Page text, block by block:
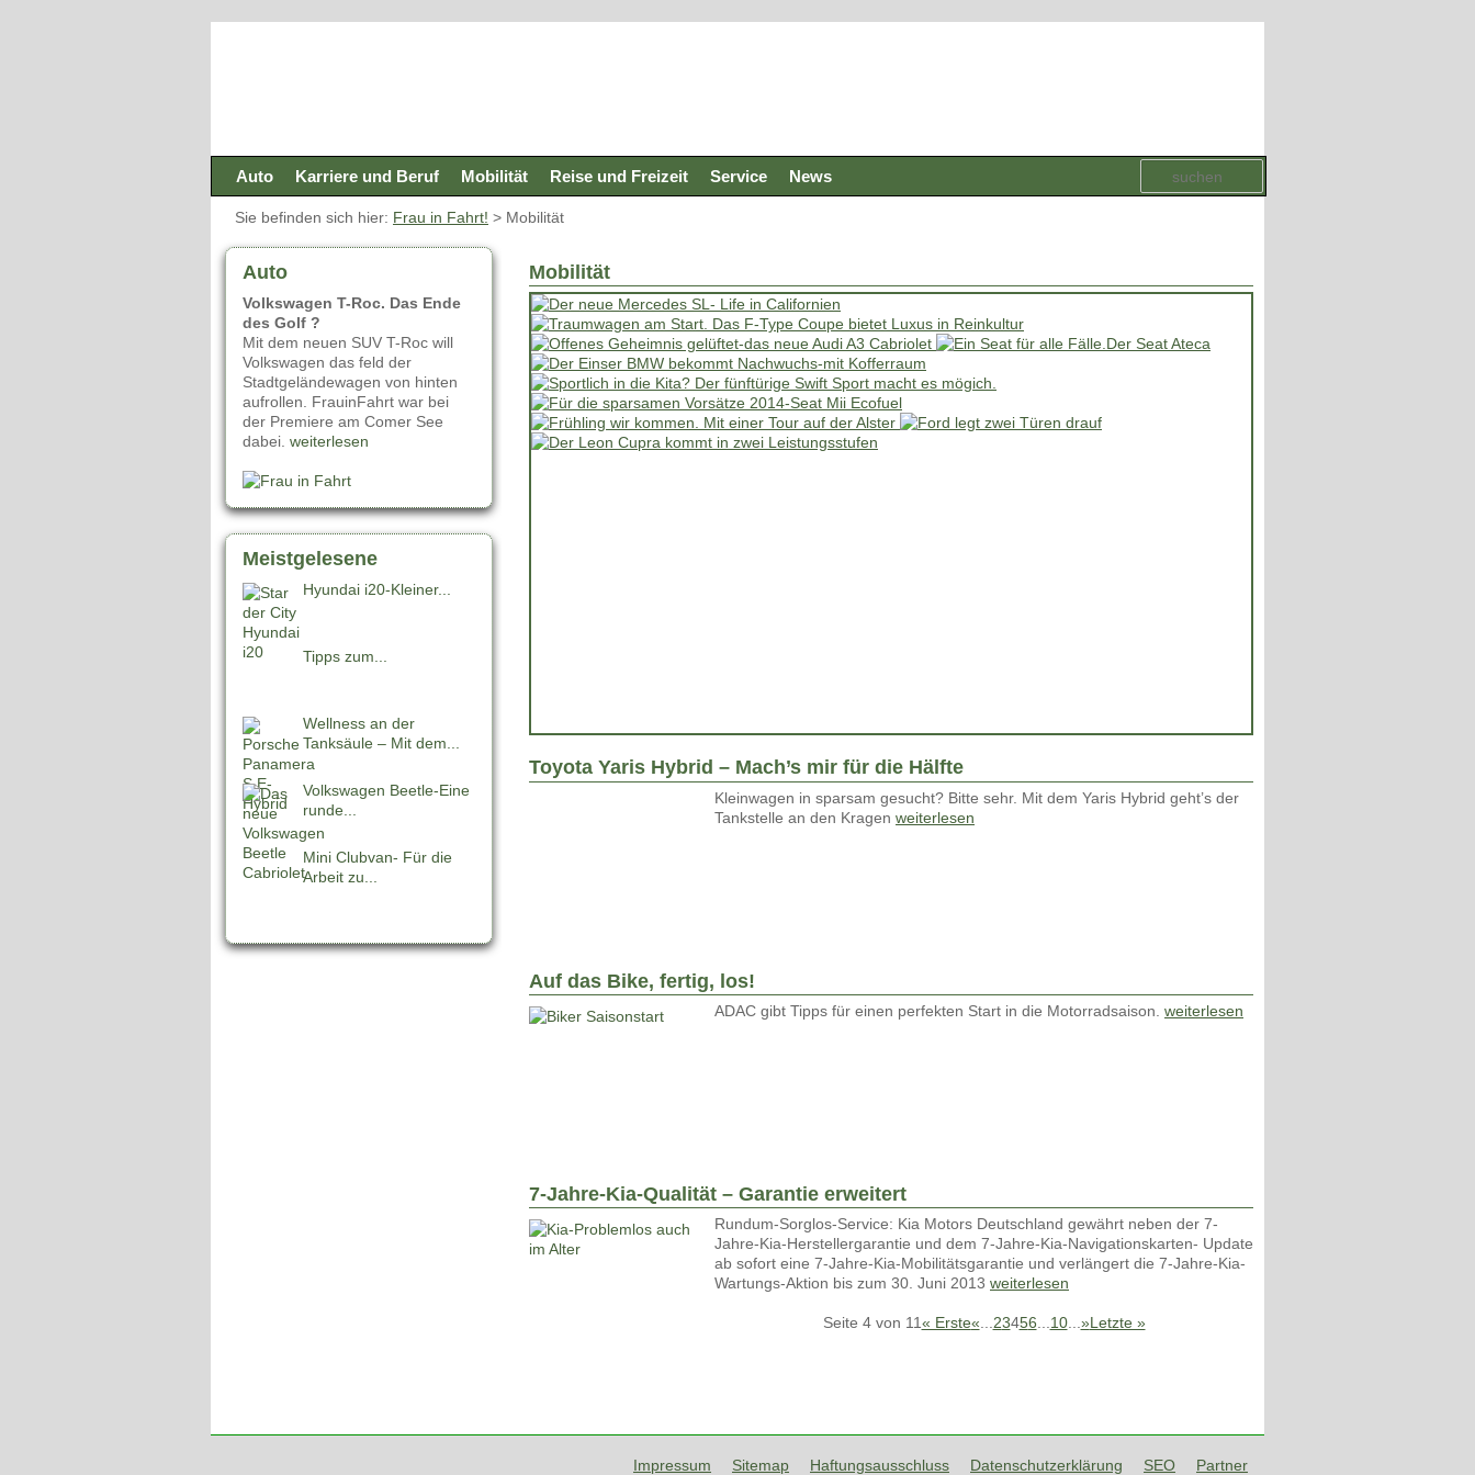
Auto Karriere und Beruf Mobilität Reise und Freizeit Service News
Sie befinden sich hier: Frau in Fahrt! > Mobilität
Mobilität
Toyota Yaris Hybrid – Mach’s mir für die Hälfte
Kleinwagen in sparsam gesucht? Bitte sehr. Mit dem Yaris Hybrid geht’s der
Tankstelle an den Kragen weiterlesen
Auf das Bike, fertig, los!
ADAC gibt Tipps für einen perfekten Start in die Motorradsaison. weiterlesen
7-Jahre-Kia-Qualität – Garantie erweitert
Rundum-Sorglos-Service: Kia Motors Deutschland gewährt neben der 7-
Jahre-Kia-Herstellergarantie und dem 7-Jahre-Kia-Navigationskarten- Update
ab sofort eine 7-Jahre-Kia-Mobilitätsgarantie und verlängert die 7-Jahre-Kia-
Wartungs-Aktion bis zum 30. Juni 2013 weiterlesen
Seite 4 von 11« Erste«...23456...10...»Letzte »
Auto
Volkswagen T-Roc. Das Ende
des Golf ?
Mit dem neuen SUV T-Roc will
Volkswagen das feld der
Stadtgeländewagen von hinten
aufrollen. FrauinFahrt war bei
der Premiere am Comer See
dabei. weiterlesen
Meistgelesene
Hyundai i20-Kleiner...
Tipps zum...
Wellness an der
Tanksäule – Mit dem...
Volkswagen Beetle-Eine
runde...
Mini Clubvan- Für die
Arbeit zu...
Impressum Sitemap Haftungsausschluss Datenschutzerklärung SEO Partner